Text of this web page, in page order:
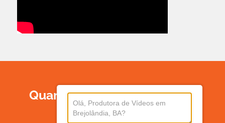
Quanto Custa Produzir Um
Vídeo